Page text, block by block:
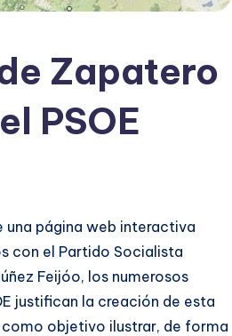
Zapatero
PSOE
una página web interactiva
con el Partido Socialista
Feijóo, los numerosos
justifican la creación de esta
objetivo ilustrar, de forma